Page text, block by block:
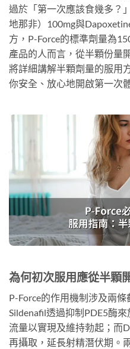
過於「第一次應該食幾多？
地那非）100mg與
方，P-Force的標準劑量為
產品的人而言，從半顆份量
將詳細講解半顆劑量的服用
你安全、放心地開啟第一次
為何初次服用應從半顆
P-Force的作用機制涉及兩條
Sildenafil透過抑制PDE5酶
流量以實現及維持勃起；而
再攝取，延長射精潛伏期。